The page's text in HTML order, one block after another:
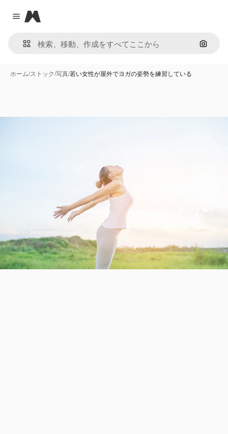
Close menu
Magnific
画像で
ホーム/ストック/写真/若い女性が屋外でヨガの姿勢を練習している